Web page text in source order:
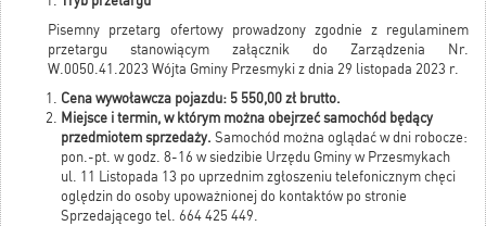
Pisemny przetarg ofertowy prowadzony zgodnie z regulaminem
przetargu stanowiącym załącznik do Zarządzenia Nr.
W.0050.41.2023 Wójta Gminy Przesmyki z dnia 29 listopada 2023 r.
Cena wywoławcza pojazdu: 5 550,00 zł brutto.
Miejsce i termin, w którym można obejrzeć samochód będący
przedmiotem sprzedaży. Samochód można oglądać w dni robocze:
pon.-pt. w godz. 8-16 w siedzibie Urzędu Gminy w Przesmykach
ul. 11 Listopada 13 po uprzednim zgłoszeniu telefonicznym chęci
oględzin do osoby upoważnionej do kontaktów po stronie
Sprzedającego tel. 664 425 449.